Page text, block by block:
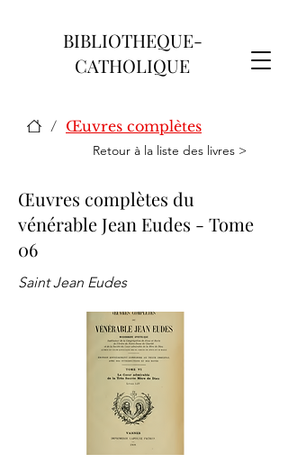
BIBLIOTHEQUE-
CATHOLIQUE
/ Œuvres complètes
Retour à la liste des livres >
Œuvres complètes du
vénérable Jean Eudes - Tome
06
Saint Jean Eudes